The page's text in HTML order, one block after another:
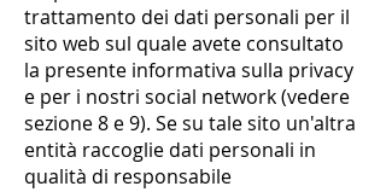
trattamento dei dati personali per il
sito web sul quale avete consultato
la presente informativa sulla privacy
e per i nostri social network (vedere
sezione 8 e 9). Se su tale sito un'altra
entità raccoglie dati personali in
qualità di responsabile